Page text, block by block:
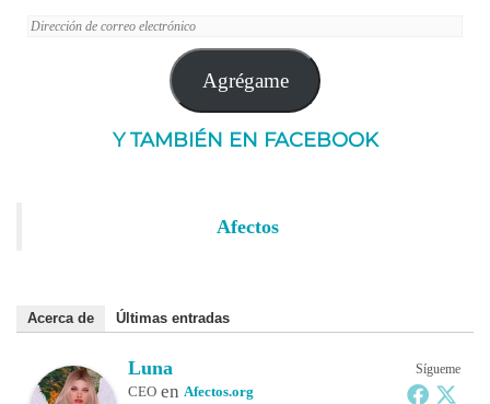
Dirección
Agrégame
Y TAMBIÉN EN FACEBOOK
Afectos
Acerca de Últimas entradas
Sígueme
Luna
CEO en Afectos.org